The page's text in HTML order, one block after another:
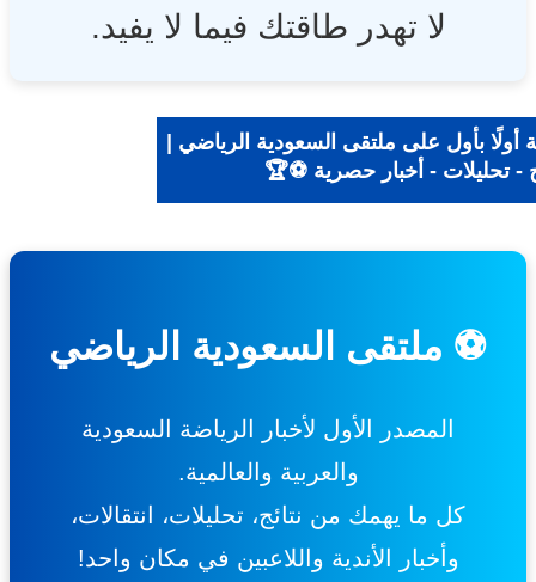
لا تهدر طاقتك فيما لا يفيد.
بأول على ملتقى السعودية الرياضي |
- تحليلات - أخبار حصرية ⚽🏆
⚽ ملتقى السعودية الرياضي
المصدر الأول لأخبار الرياضة السعودية
والعربية والعالمية.
كل ما يهمك من نتائج، تحليلات، انتقالات،
وأخبار الأندية واللاعبين في مكان واحد!